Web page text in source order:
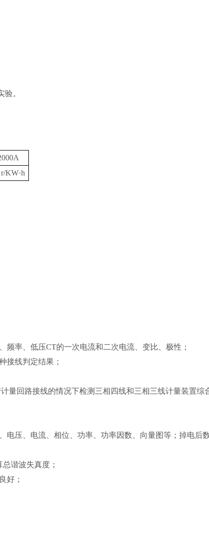
。
KW·h
率、低压CT的一次电流和二次电流、变比、极性；
接线判定结果；
量回路接线的情况下检测三相四线和三相三线计量装置综
电压、电流、相位、功率、功率因数、向量图等；掉电后
谐波失真度；
好；